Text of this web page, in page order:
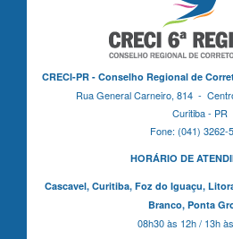
CRECI-PR - Conselho Regional de
Rua General Carneiro, 814 -
Curitiba - PR
Fone: (041) 3262-
HORÁRIO DE
Cascavel, Curitiba,Foz do Iguaçu,
Branco, Ponta
08h30 às 12h / 13h